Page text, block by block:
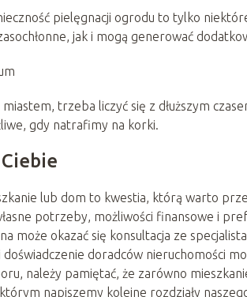
pielęgnacji ogrodu to tylko
jak i mogą generować
trzeba liczyć się z dłuższym
gdy natrafimy na korki.
lub dom to kwestia, którą warto
potrzeby, możliwości finansowe i
może okazać się konsultacja ze
doświadczenie doradców nieruchomości
należy pamiętać, że zarówno
napiszemy kolejne rozdziały